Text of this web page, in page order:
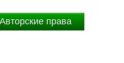
Авторские права